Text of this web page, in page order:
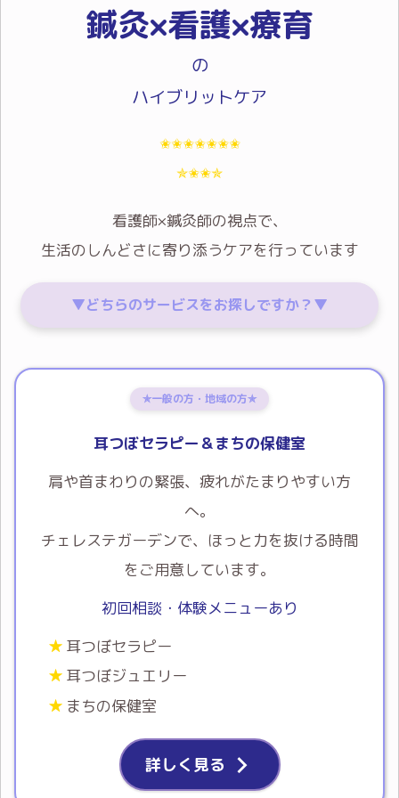
鍼灸×看護×療育
の
ハイブリットケア
✬✬✬✬✬✬✬
✯✬✬✯
看護師×鍼灸師の視点で、
生活のしんどさに寄り添うケアを行っています
▼どちらのサービスをお探しですか？▼
✯一般の方・地域の方✯
耳つぼセラピー＆まちの保健室
肩や首まわりの緊張、疲れがたまりやすい方
へ。
チェレステガーデンで、ほっと力を抜ける時間
をご用意しています。
初回相談・体験メニューあり
耳つぼセラピー
耳つぼジュエリー
まちの保健室
詳しく見る